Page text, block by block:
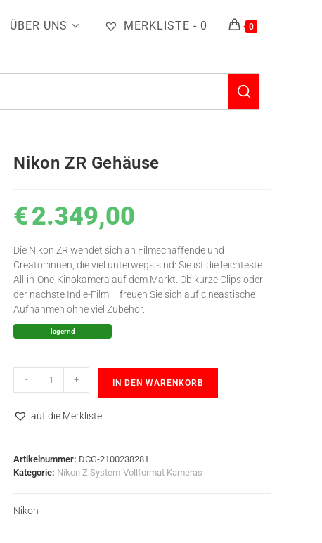
ÜBER UNS MERKLISTE - 0 0
Nikon ZR Gehäuse
€2.349,00
Die Nikon ZR wendet sich an Filmschaffende und
Creator:innen, die viel unterwegs sind: Sie ist die leichteste
All-in-One-Kinokamera auf dem Markt. Ob kurze Clips oder
der nächste Indie-Film – freuen Sie sich auf cineastische
Aufnahmen ohne viel Zubehör.
lagernd
- + IN DEN WARENKORB
auf die Merkliste
Artikelnummer: DCG-2100238281
Kategorie: Nikon Z System-Vollformat Kameras
Nikon